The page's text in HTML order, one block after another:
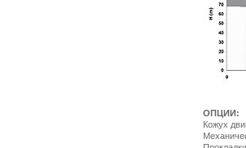
ОПЦИИ:
Кожух